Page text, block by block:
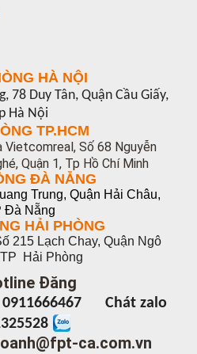
HÀ NỘI
78 Duy Tân, Quận Cầu Giấy,
Hà Nội
TP.HCM
Vietcomreal, Số 68 Nguyễn
Quận 1, Tp Hồ Chí Minh
ĐÀ NẴNG
Trung, Quận Hải Châu,
Đà Nẵng
HẢI PHÒNG
215 Lạch Chay, Quận Ngô
Hải Phòng
Đăng
0911666467Chát zalo
ca.com.vn